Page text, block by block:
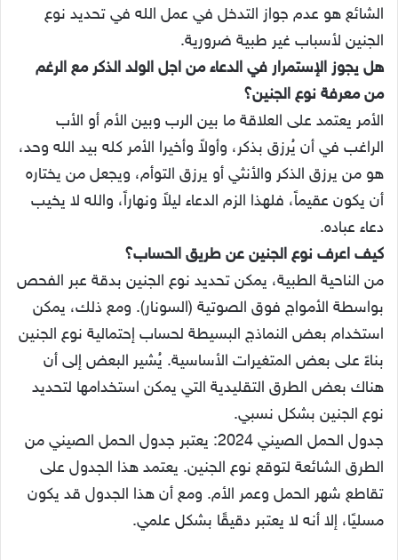
الشائع هو عدم جواز التدخل في عمل الله في تحديد نوع
الجنين لأسباب غير طبية ضرورية.
هل يجوز الإستمرار في الدعاء من اجل الولد الذكر مع الرغم
من معرفة نوع الجنين؟
الأمر يعتمد على العلاقة ما بين الرب وبين الأم أو الأب
الراغب في أن يُرزق بذكر، وأولاً وأخيرا الأمر كله بيد الله وحد،
هو من يرزق الذكر والأنثي أو يرزق التوأم، ويجعل من يختاره
أن يكون عقيماً، فلهذا الزم الدعاء ليلاً ونهاراً، والله لا يخيب
دعاء عباده.
كيف اعرف نوع الجنين عن طريق الحساب؟
من الناحية الطبية، يمكن تحديد نوع الجنين بدقة عبر الفحص
بواسطة الأمواج فوق الصوتية (السونار). ومع ذلك، يمكن
استخدام بعض النماذج البسيطة لحساب إحتمالية نوع الجنين
بناءً على بعض المتغيرات الأساسية. يُشير البعض إلى أن
هناك بعض الطرق التقليدية التي يمكن استخدامها لتحديد
نوع الجنين بشكل نسبي.
جدول الحمل الصيني 2024: يعتبر جدول الحمل الصيني من
الطرق الشائعة لتوقع نوع الجنين. يعتمد هذا الجدول على
تقاطع شهر الحمل وعمر الأم. ومع أن هذا الجدول قد يكون
مسليًا، إلا أنه لا يعتبر دقيقًا بشكل علمي.